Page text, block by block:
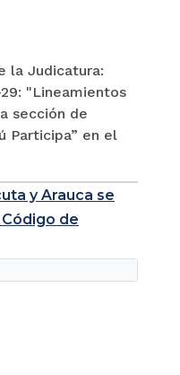
la Judicatura:
"Lineamientos
sección de
Participa” en el
y Arauca se
de